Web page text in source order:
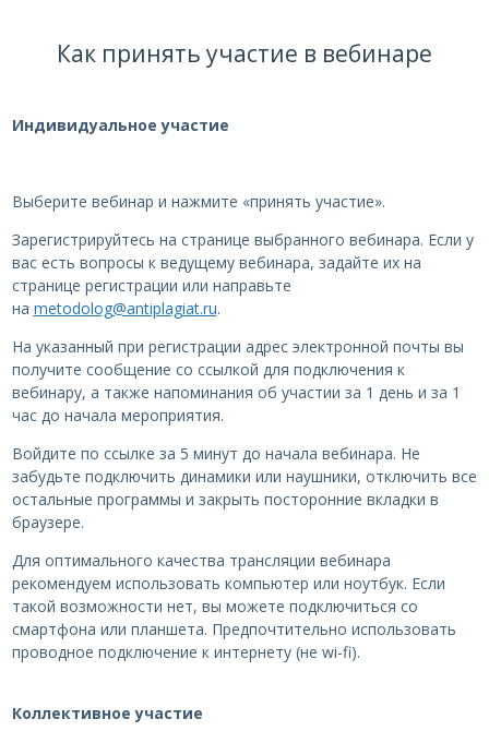
Как принять участие в вебинаре
Индивидуальное участие
Выберите вебинар и нажмите «принять участие».
Зарегистрируйтесь на странице выбранного вебинара. Если у
вас есть вопросы к ведущему вебинара, задайте их на
странице регистрации или направьте
на metodolog@antiplagiat.ru.
На указанный при регистрации адрес электронной почты вы
получите сообщение со ссылкой для подключения к
вебинару, а также напоминания об участии за 1 день и за 1
час до начала мероприятия.
Войдите по ссылке за 5 минут до начала вебинара. Не
забудьте подключить динамики или наушники, отключить все
остальные программы и закрыть посторонние вкладки в
браузере.
Для оптимального качества трансляции вебинара
рекомендуем использовать компьютер или ноутбук. Если
такой возможности нет, вы можете подключиться со
смартфона или планшета. Предпочтительно использовать
проводное подключение к интернету (не wi-fi).
Коллективное участие